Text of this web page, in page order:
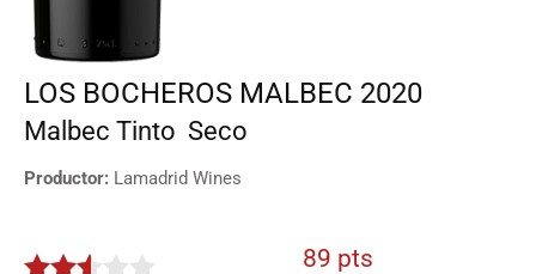
LOS BOCHEROS MALBEC 2020
Malbec Tinto Seco
Productor: Lamadrid Wines
89 pts